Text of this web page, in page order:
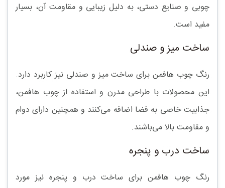
چوبی و صنایع دستی، به دلیل زیبایی و مقاومت آن، بسیار
مفید است.
ساخت میز و صندلی
رنگ چوب هافمن برای ساخت میز و صندلی نیز کاربرد دارد.
این محصولات با طراحی مدرن و استفاده از چوب هافمن،
جذابیت خاصی به فضا اضافه می‌کنند و همچنین دارای دوام
و مقاومت بالا می‌باشند.
ساخت درب و پنجره
رنگ چوب هافمن برای ساخت درب و پنجره نیز مورد